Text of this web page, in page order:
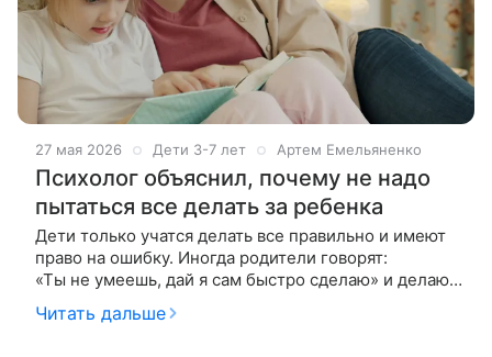
27 мая 2026 Дети 3-7 лет Артем Емельяненко
Психолог объяснил, почему не надо
пытаться все делать за ребенка
Дети только учатся делать все правильно и имеют
право на ошибку. Иногда родители говорят:
«Ты не умеешь, дай я сам быстро сделаю» и делают
все за ребенка, не дав попробовать, ошибиться,
проявить упорство
Читать дальше